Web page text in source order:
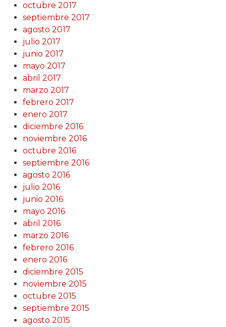
octubre 2017
septiembre 2017
agosto 2017
julio 2017
junio 2017
mayo 2017
abril 2017
marzo 2017
febrero 2017
enero 2017
diciembre 2016
noviembre 2016
octubre 2016
septiembre 2016
agosto 2016
julio 2016
junio 2016
mayo 2016
abril 2016
marzo 2016
febrero 2016
enero 2016
diciembre 2015
noviembre 2015
octubre 2015
septiembre 2015
agosto 2015